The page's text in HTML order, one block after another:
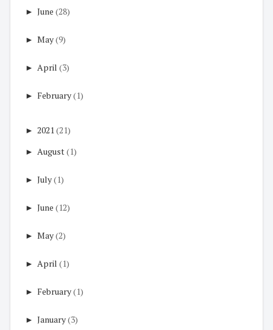
► June (28)
► May(9)
► April (3)
► February(1)
► 2021 (21)
► August(1)
► July(1)
► June (12)
► May(2)
► April (1)
► February(1)
► January(3)